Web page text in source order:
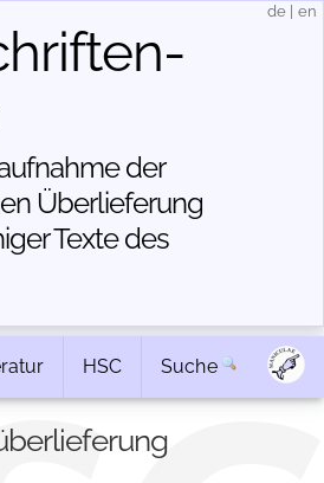
der
Über­lieferung
Texte des
de en
HSC Suche